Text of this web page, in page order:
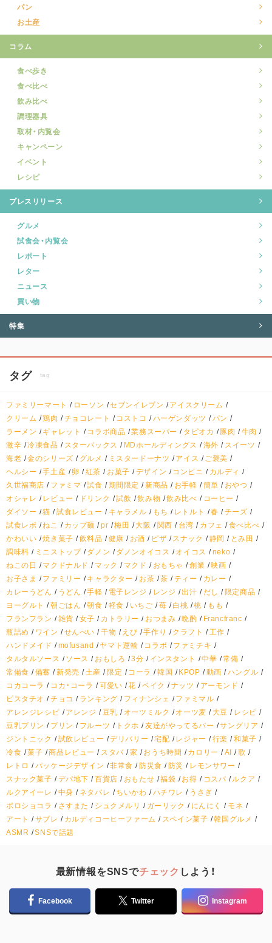
パン
お土産
コラム
食べ歩き
食べ比べ
飲み比べ
調理器具
取材・内覧会
キャンペーン
イベント
レシピ
プレスリリース
グルメ
試食会・内覧会
レポート
レター
ニュース
買い物
特集
タグ tag
ファミリーマート ローソン セブンイレブン
アイスクリーム
クリーム
鶏肉 チョコレート コストコ ハーゲンダッツ
パン
ラーメン
ギャレット コラボ商品 業務スーパー タピオカ 豚肉
牛肉
激辛 冷凍食品 スターバックス MDホールディングス 海外
スイーツ
海老 金のシリーズ グルメ ミスタードーナツ アイス
ご褒美
ヘルシー
手土産 卵 紅茶 お菓子 デザイン コンビニ
カルディ
久世福商店
ファミマ 試食 期間限定 新商品 お手軽 簡単
おやつ
オシャレ
レビュー ドリンク 試飲 飲み物 飲み比べ
コーヒー
ダイソー
猫 試食レビュー キャラメル もち レトルト 春
チーズ
試食レポ ねこ カップ麺 pr 梅田 大阪 関西 台湾 カフェ
食べ比べ
かわいい 焼き菓子 飲料品 健康 お酒 ピザ スナック 静岡
とみ田
調味料
ミニストップ ダノン ダノンオイコス オイコス
neko
ねこの日
マクドナルド マック マクド おもちゃ 創業 映画
お子さま
ファミリー キャラクター お茶 茶 ティー
カレー
カレーうどん
うどん 手軽 電子レンジ レンジ 出汁 だし
限定商品
ヨーグルト
朝ごはん 朝食 軽食 いちご 苺 白桃 桃
もも
フランフラン
雑貨 女子 カトラリー おつまみ 晩酌
Francfranc
瓶詰め
ワイン せんべい 干物 えび 手作り クラフト
工作
ハンドメイド
mofusand ヤマト運輸 コラボ
ファミチキ
タルタルソース
ソース おもしろ 3分 インスタント 中華 常備
常備食
備蓄 新発売 土産 限定 コーラ 韓国 KPOP 動画
ハングル
コカコーラ
コカ・コーラ 可愛い 花 ベイク ナッツ
アーモンド
ピスタチオ
チョコ ランキング フィナンシェ
ファミマル
アレンジレシピ
アレンジ 豆乳 オーツミルク オーツ麦 大豆
レシピ
豆乳プリン
プリン フルーツ トクホ 友達がやってるバー
サングリア
ジントニック
試飲レビュー デリバリー 宅配 レジャー 行楽
和菓子
冷食 菓子 商品レビュー スタバ 家 おうち時間 カロリー AI
歌
レトロ
パッケージデザイン 非常食 防災食 防災
レモンサワー
スナック菓子
デパ地下 百貨店 おもたせ 福袋 お得 コスパ
ルクア
ルクアイーレ
中身 ネタバレ ちいかわ ハチワレ
うさぎ
ポロショコラ
さすまた シュクメルリ ガーリック にんにく
モネ
アート
サブレ カルディコーヒーファーム スペイン菓子 韓国グルメ
ASMR
SNSで話題
最新情報をSNSでチェック しよう！
Facebook Twitter Instagram